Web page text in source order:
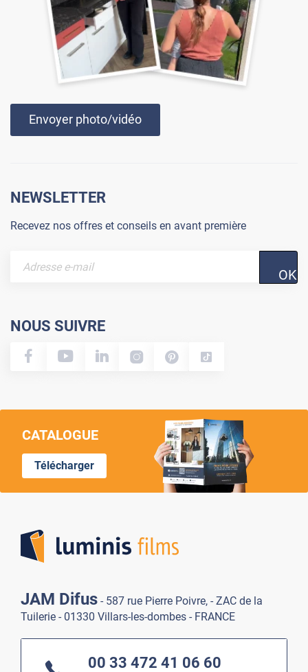
Envoyer photo/vidéo
NEWSLETTER
Recevez nos offres et conseils en avant première
OK
NOUS SUIVRE
CATALOGUE
Télécharger
JAM Difus - 587 rue Pierre Poivre, - ZAC de la
Tuilerie - 01330 Villars-les-dombes - FRANCE
00 33 472 41 06 60